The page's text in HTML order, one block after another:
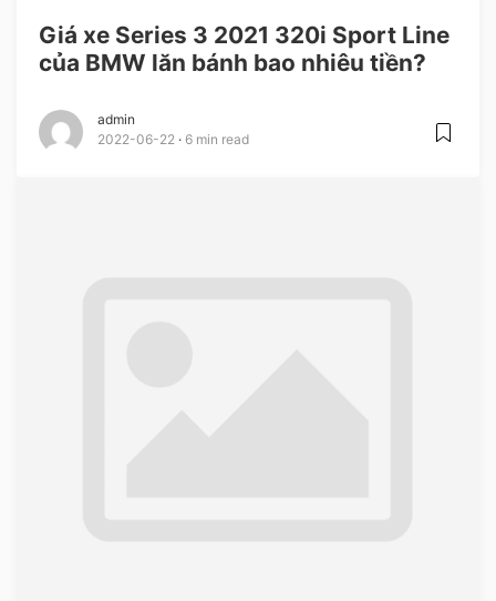
Giá xe Series 3 2021 320i Sport Line
của BMW lăn bánh bao nhiêu tiền?
admin
2022-06-22
6 min read